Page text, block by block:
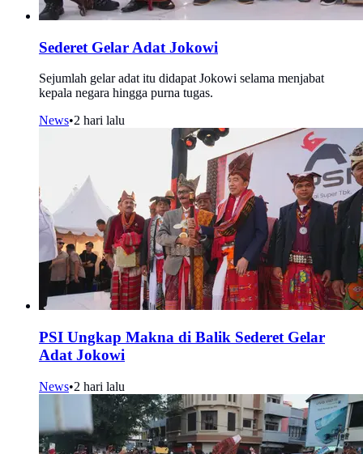
Sederet Gelar Adat Jokowi
Sejumlah gelar adat itu didapat Jokowi selama menjabat
kepala negara hingga purna tugas.
News•2 hari lalu
PSI Ungkap Makna di Balik Sederet Gelar
Adat Jokowi
News•2 hari lalu